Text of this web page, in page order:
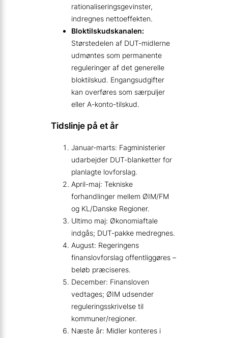
rationaliseringsgevinster,
indregnes nettoeffekten.
Bloktilskudskanalen:
Størstedelen af DUT-midlerne
udmøntes som permanente
reguleringer af det generelle
bloktilskud. Engangsudgifter
kan overføres som særpuljer
eller A-konto-tilskud.
Tidslinje på et år
Januar-marts: Fagministerier
udarbejder DUT-blanketter for
planlagte lovforslag.
April-maj: Tekniske
forhandlinger mellem ØIM/FM
og KL/Danske Regioner.
Ultimo maj: Økonomiaftale
indgås; DUT-pakke medregnes.
August: Regeringens
finanslovforslag offentliggøres –
beløb præciseres.
December: Finansloven
vedtages; ØIM udsender
reguleringsskrivelse til
kommuner/regioner.
Næste år: Midler konteres i